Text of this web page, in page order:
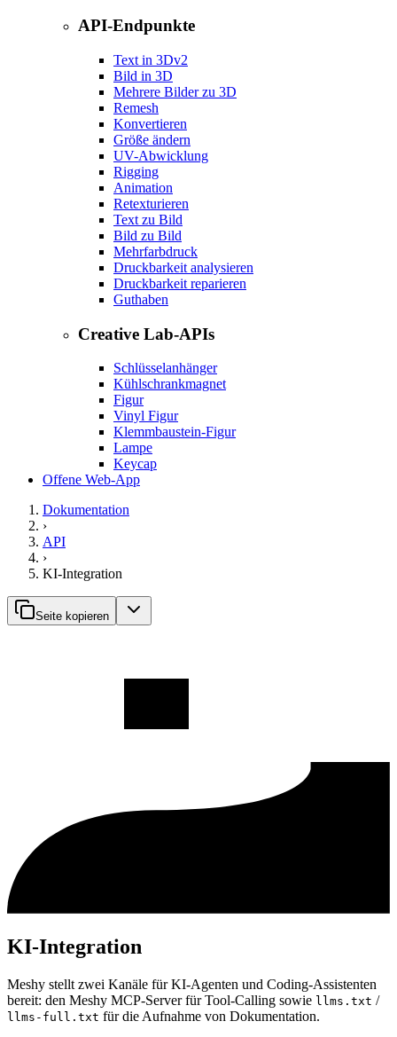
API-Endpunkte
Text in 3Dv2
Bild in 3D
Mehrere Bilder zu 3D
Remesh
Konvertieren
Größe ändern
UV-Abwicklung
Rigging
Animation
Retexturieren
Text zu Bild
Bild zu Bild
Mehrfarbdruck
Druckbarkeit analysieren
Druckbarkeit reparieren
Guthaben
Creative Lab-APIs
Schlüsselanhänger
Kühlschrankmagnet
Figur
Vinyl Figur
Klemmbaustein-Figur
Lampe
Keycap
Offene Web-App
Dokumentation
›
API
›
KI-Integration
Seite kopieren
KI-Integration
Meshy stellt zwei Kanäle für KI-Agenten und Coding-Assistenten
bereit: den Meshy MCP-Server für Tool-Calling sowie llms.txt /
llms-full.txt für die Aufnahme von Dokumentation.